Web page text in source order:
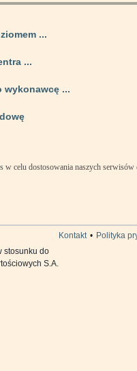
...
...
wykonawcę ...
w celu dostosowania naszych
Kontakt • Polityka
stosunku do
S.A.